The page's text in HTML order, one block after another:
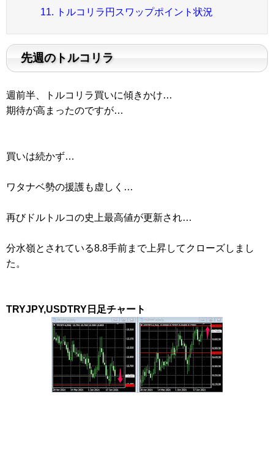
11. トルコリラ円スワップポイント状況
先週のトルコリラ
週前半、トルコリラ買いに傾きかけ…
期待が高まったのですが…
買いは続かず…
ワタナベ勢の援護も虚しく…
再びドルトルコの史上最高値が更新され…
分水嶺とされている8.8手前まで上昇してクローズしまし
た。
TRYJPY,USDTRY日足チャート